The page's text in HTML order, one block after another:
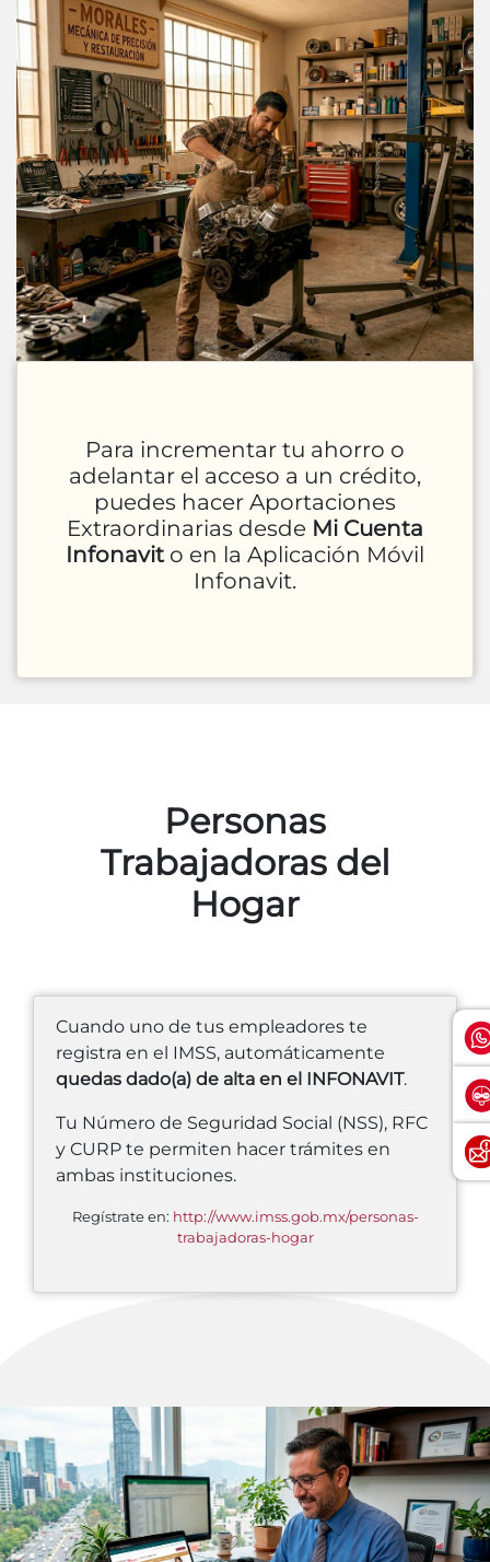
Para incrementar tu ahorro o
adelantar el acceso a un crédito,
puedes hacer Aportaciones
Extraordinarias desde Mi Cuenta
Infonavito en la Aplicación Móvil
Infonavit.
Personas
Trabajadoras del
Hogar
Cuando uno de tus empleadores te
registra en el IMSS, automáticamente
quedas dado(a) de alta en el INFONAVIT.
Tu Número de Seguridad Social (NSS), RFC
y CURP te permiten hacer trámites en
ambas instituciones.
Regístrate en: http://www.imss.gob.mx/personas-
trabajadoras-hogar